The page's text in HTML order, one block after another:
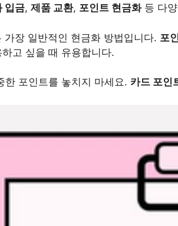
입금, 제품 교환, 포인트 현금화등 다양
가장 일반적인 현금화 방법입니다. 포
고 싶을 때 유용합니다.
한 포인트를 놓치지 마세요. 카드 포인